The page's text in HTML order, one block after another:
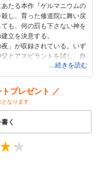
たる本作『ゲルマニウムの
し、育った修道院に舞い戻
も、何の罰も下さない神を
立を決意する。
」が収録されている。いず
とアスピラントを試し、自
う本来神聖であるはずの場所
しく残酷な描写は圧巻。な
で映画化もされている。
...続きを読む
プレゼント ／
なります
く